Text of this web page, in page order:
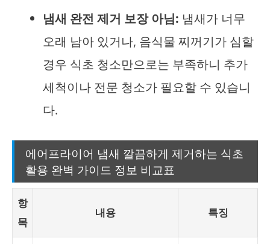
냄새 완전 제거 보장 아님: 냄새가 너무
오래 남아 있거나, 음식물 찌꺼기가 심할
경우 식초 청소만으로는 부족하니 추가
세척이나 전문 청소가 필요할 수 있습니
다.
에어프라이어 냄새 깔끔하게 제거하는 식초
활용 완벽 가이드 정보 비교표
항
목
내용 특징